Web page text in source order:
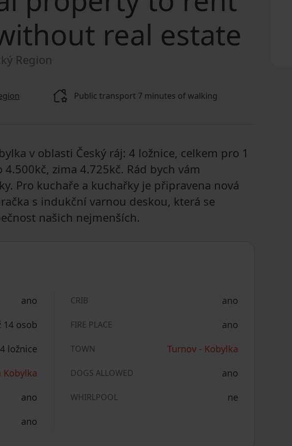
real estate
Region
Public transport 7 minutes of walking
v oblasti Český ráj: 4 ložnice, celkem pro 1
zima 4.725kč. Rád bych vám
Pro kuchaře a kuchařky je připravena nová
s indukční varnou deskou, která se
našich nejmenších.
ano
14 osob
4 ložnice
Kobylka
ano
ano
CRIB ano
FIRE PLACE ano
TOWN Turnov - Kobylka
DOGS ALLOWED ano
WHIRLPOOL ne